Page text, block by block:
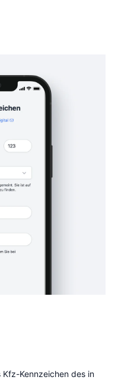
Kennzeichen des in